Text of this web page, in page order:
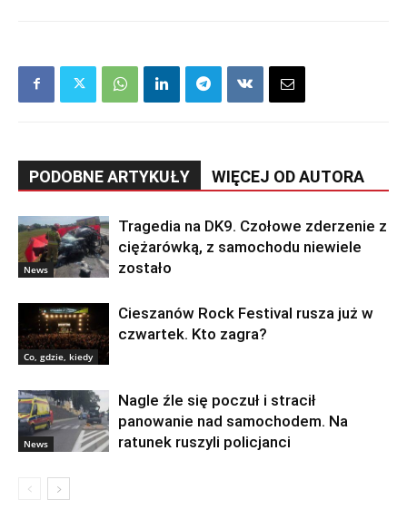
PODOBNE ARTYKUŁY WIĘCEJ OD AUTORA
News
Tragedia na DK9. Czołowe zderzenie z
ciężarówką, z samochodu niewiele
zostało
Co, gdzie, kiedy
Cieszanów Rock Festival rusza już w
czwartek. Kto zagra?
News
Nagle źle się poczuł i stracił
panowanie nad samochodem. Na
ratunek ruszyli policjanci